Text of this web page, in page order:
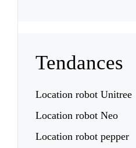
Tendances
Location robot Unitree
Location robot Neo
Location robot pepper